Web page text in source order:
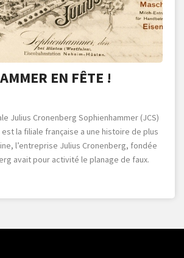
EN FÊTE !
Julius Cronenberg Sophienhammer (JCS)
la filiale française a une histoire de plus
l’entreprise Julius Cronenberg, fondée
avait pour activité le planage de faux.